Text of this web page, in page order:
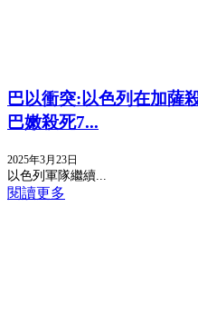
巴以衝突:以色列在加薩
巴嫩殺死7...
2025年3月23日
以色列軍隊繼續...
閱讀更多